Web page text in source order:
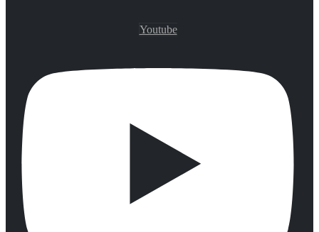
Youtube